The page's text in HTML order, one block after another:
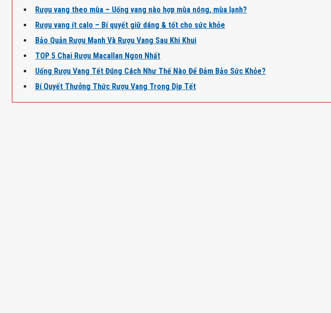
Rượu vang theo mùa – Uống vang nào hợp mùa nóng, mùa lạnh?
Rượu vang ít calo – Bí quyết giữ dáng & tốt cho sức khỏe
Bảo Quản Rượu Mạnh Và Rượu Vang Sau Khi Khui
TOP 5 Chai Rượu Macallan Ngon Nhất
Uống Rượu Vang Tết Đúng Cách Như Thế Nào Để Đảm Bảo Sức Khỏe?
Bí Quyết Thưởng Thức Rượu Vang Trong Dịp Tết